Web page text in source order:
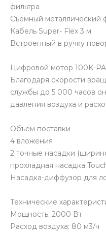
фильтра
Съемный металлический
Кабель Super- Flex 3 м
Встроенный в ручку
Цифровой мотор 100K-
Благодаря скорости
службы до 5 000 часов
давления воздуха и
Объем поставки
4 вложения
2 точные насадки
прохладная насадка
Насадка-диффузор для
Технические
Мощность: 2000 Вт
Расход воздуха: 80 м3/ч